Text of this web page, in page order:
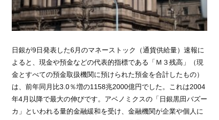
日銀が9日発表した6月のマネーストック（通貨供給量）速報に
よると、現金や預金などの代表的指標である「Ｍ３残高」（現
金とすべての預金取扱機関に預けられた預金を合計したもの）
は、前年同月比3.0％増の1158兆2000億円でした。これは2004
年4月以降で最大の伸びです。アベノミクスの「日銀黒田バズー
カ」といわれる量的金融緩和を受け、金融機関が企業や個人に